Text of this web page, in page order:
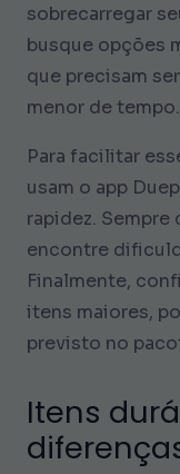
sobrecarregar
busque opções
que precisam
menor de tempo.
Para facilitar
usam o app
rapidez. Sempre
encontre
Finalmente,
itens maiores,
previsto no
Itens